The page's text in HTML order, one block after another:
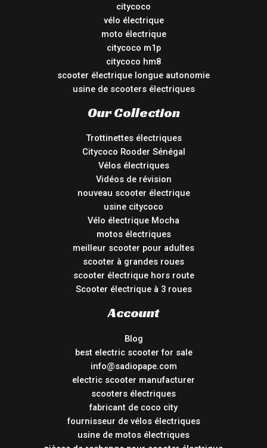
citycoco
vélo électrique
moto électrique
citycoco m1p
citycoco hm8
scooter électrique longue autonomie
usine de scooters électriques
Our Collection
Trottinettes électriques
Citycoco Rooder Sénégal
Vélos électriques
Vidéos de révision
nouveau scooter électrique
usine citycoco
Vélo électrique Mocha
motos électriques
meilleur scooter pour adultes
scooter à grandes roues
scooter électrique hors route
Scooter électrique à 3 roues
Account
Blog
best electric scooter for sale
info@sadiopape.com
electric scooter manufacturer
scooters électriques
fabricant de coco city
fournisseur de vélos électriques
usine de motos électriques